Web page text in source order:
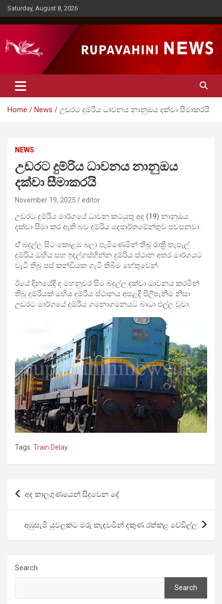
Skip
to
content
Saturday, August 8, 2026
Rupavahini News
Home News උඩරට දුම්රිය ධාවනය නානුඔය දක්වා සීමාකරයි
NEWS
උඩරට දුම්රිය ධාවනය නානුඔය
දක්වා සීමාකරයි
November 19, 2025 editor
උඩරට දුම්රිය මාර්ගයේ ධාවන කටයුතු අද (19) නානුඔය
දක්වා සීමා කර ඇති බව දුම්රිය දෙපාර්තමේන්තුව පවසනවා.
ඒ් බදුල්ල සිට කොළඹ බලා පැමිණෙමින් තිබූ රාත්‍රී තැපැල්
දුම්රිය ඔහිය සහ ඉදල්ගස්හින්න දුම්රිය ස්ථාන අතර මාර්ගයට
වැටී තිබූ පස් කන්ඩියක ගැටී තිබීම හේතුවෙන්.
ඊයේ දිනයේදී ද මහනුවර සිට බදුල්ල දක්වා ධාවනය කරමින්
තිබූ දුම්රියක් ඔහිය දුම්රිය ස්ථානය අසළදී පිලීපැනීම නිසා
උඩරට මාර්ගයේ දුම්රිය ගමනාගමනයට බාධා එල්ල වූවා.
Tags: Train Delay
Post
navigation
අද කාලගුණයෙන් සිදුවෙන දේ
අඹුසැමි යුවලකට මරු කැඳවමින් දකුණ රත්කළ වෙඩිල්ල
Search
Search